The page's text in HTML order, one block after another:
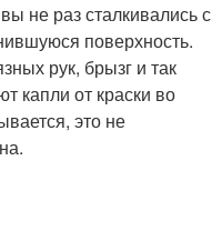
не раз сталкивались с
поверхность.
рук, брызг и так
капли от краски во
это не